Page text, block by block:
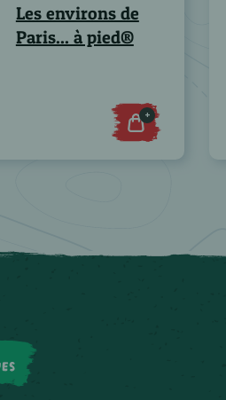
Les environs de
Paris... à pied®
+